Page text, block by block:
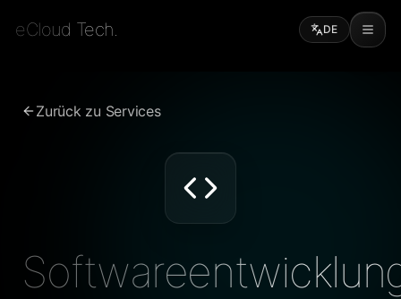
eCloud Tech. DE
Zurück zu Services